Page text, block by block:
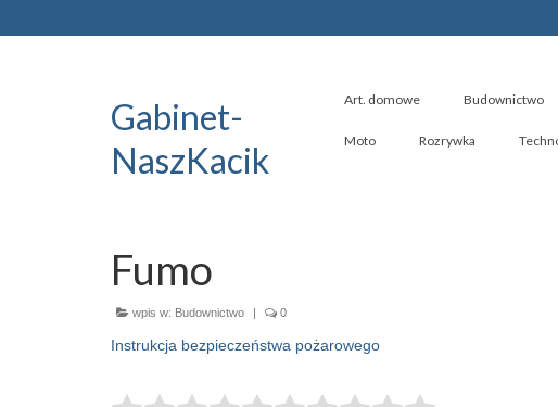
Gabinet-
NaszKacik
Art. domowe Budownictwo
Moto Rozrywka
Fumo
wpis w: Budownictwo | 0
Instrukcja bezpieczeństwa pożarowego